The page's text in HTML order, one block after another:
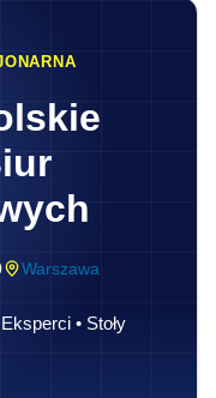
Warszawa
• Stoły